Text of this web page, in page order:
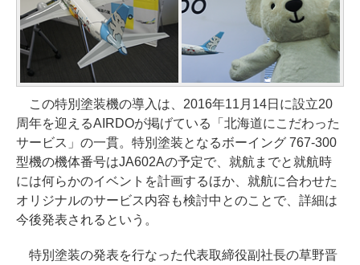
この特別塗装機の導入は、2016年11月14日に設立20
周年を迎えるAIRDOが掲げている「北海道にこだわった
サービス」の一貫。特別塗装となるボーイング 767-300
型機の機体番号はJA602Aの予定で、就航までと就航時
には何らかのイベントを計画するほか、就航に合わせた
オリジナルのサービス内容も検討中とのことで、詳細は
今後発表されるという。
特別塗装の発表を行なった代表取締役副社長の草野晋